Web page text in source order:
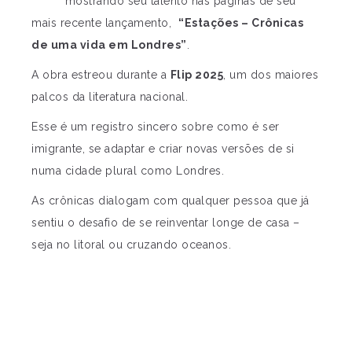
mais recente lançamento, “Estações – Crônicas
de uma vida em Londres”
A obra estreou durante a Flip 2025 , um dos maiores
palcos da literatura nacional.
Esse é um registro sincero sobre como é ser
imigrante, se adaptar e criar novas versões de si
numa cidade plural como Londres.
As crônicas dialogam com qualquer pessoa que já
sentiu o desafio de se reinventar longe de casa –
seja no litoral ou cruzando oceanos.